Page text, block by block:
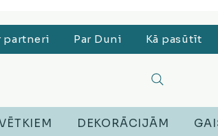
sūcēji, Lego, Austiņas
partneri Par Duni Kā pasūtīt
DEKORĀCIJĀM